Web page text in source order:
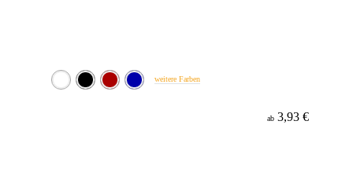
weitere Farben
ab 3,93 €